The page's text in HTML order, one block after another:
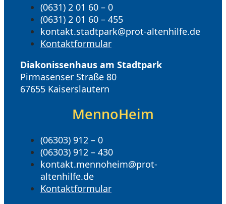
(0631) 2 01 60 – 0
(0631) 2 01 60 – 455
kontakt.stadtpark@prot-altenhilfe.de
Kontaktformular
Diakonissenhaus am Stadtpark
Pirmasenser Straße 80
67655 Kaiserslautern
MennoHeim
(06303) 912 – 0
(06303) 912 – 430
kontakt.mennoheim@prot-
altenhilfe.de
Kontaktformular